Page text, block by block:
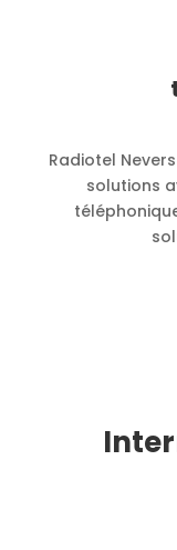
Radiotel
solutions